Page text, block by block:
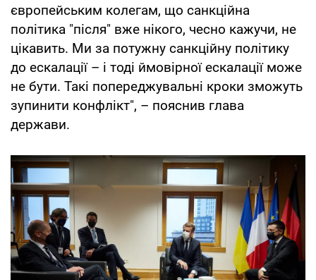
європейським колегам, що санкційна
політика "після" вже нікого, чесно кажучи, не
цікавить. Ми за потужну санкційну політику
до ескалації – і тоді ймовірної ескалації може
не бути. Такі попереджувальні кроки зможуть
зупинити конфлікт", – пояснив глава
держави.